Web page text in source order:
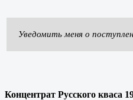
Уведомить меня о
Концентрат Русского кваса